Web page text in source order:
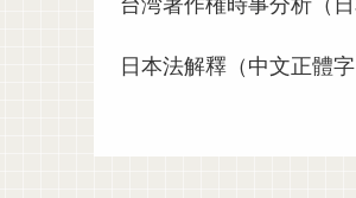
日本法解釋（中文正體字